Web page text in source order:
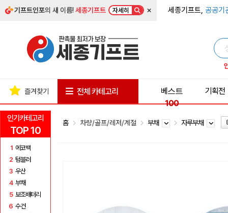
기프트인포의 새 이름!세종기프트 자세히 × 세종기프트, 공공기
인기카테고리
TOP 10
1 에코백
2 텀블러
3 우산
4 부채
5 보조배터리
6 수건
즐겨찾기 전체 카테고리
베스트
100
기획전
홈 차량/골프/레저/계절 부채 자루부채